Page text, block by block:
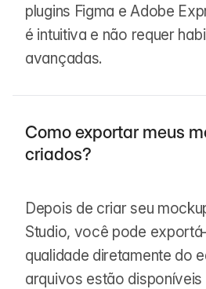
plugins Figma e Adobe
é intuitiva e não requer
avançadas.
Como exportar meus
criados?
Depois de criar seu
Studio, você pode
qualidade diretamente do
arquivos estão